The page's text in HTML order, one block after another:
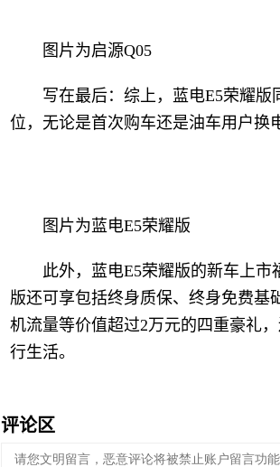
图片为启源Q05
写在最后：综上，蓝电E5荣耀版
位，无论是首次购车还是油车用户换
图片为蓝电E5荣耀版
此外，蓝电E5荣耀版的新车上
版还可享包括终身质保、终身免费基
机流量等价值超过2万元的四重豪礼
行生活。
评论区